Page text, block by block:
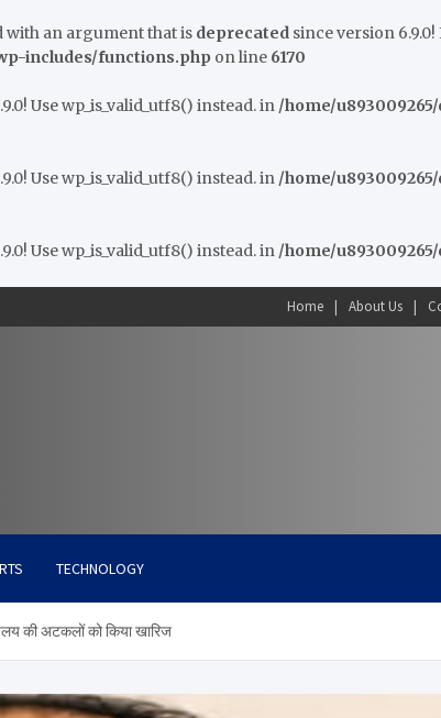
with an argument that is deprecated since version
includes/functions.php on line 6170
Use wp_is_valid_utf8() instead. in /home/
Use wp_is_valid_utf8() instead. in /home/
Use wp_is_valid_utf8() instead. in /home/
Home About Us
TECHNOLOGY
की अटकलों को किया खारिज